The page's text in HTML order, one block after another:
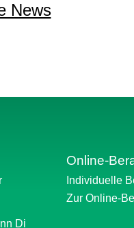
News
Di
Online-
Individuelle
Zur Online-